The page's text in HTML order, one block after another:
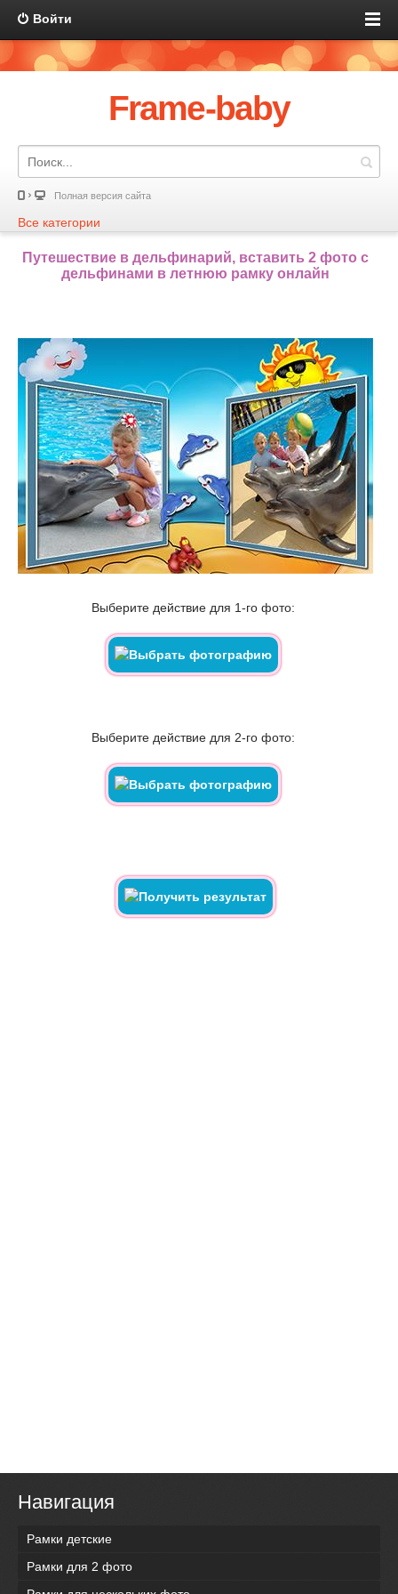
Войти
Frame-baby
Полная версия сайта
Все категории
Путешествие в дельфинарий, вставить 2 фото с
дельфинами в летнюю рамку онлайн
Выберите действие для 1-го фото:
Выберите действие для 2-го фото:
Навигация
Рамки детские
Рамки для 2 фото